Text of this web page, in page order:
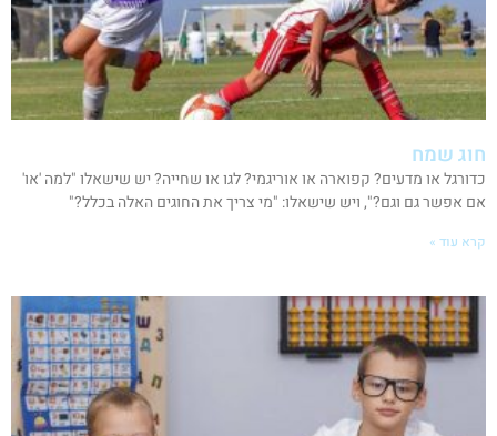
חוג שמח
כדורגל או מדעים? קפוארה או אוריגמי? לגו או שחייה? יש שישאלו "למה 'או'
אם אפשר גם וגם?", ויש שישאלו: "מי צריך את החוגים האלה בכלל?"
קרא עוד »